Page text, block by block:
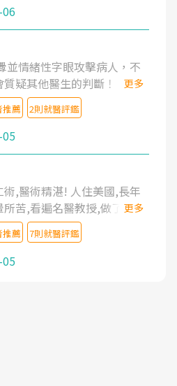
並情緒性字眼攻擊病人，不
疑其他醫生的判斷！
更多
推薦 2則就醫評鑑
,醫術精湛! 人住美國,長年
苦,看遍名醫教授,做了各種
中醫針灸及物理徒手治療都
止痛藥都效果有限,只是壓
年失眠嚴重影響生活品質.
育才主任是頸頭症候群專
更多
推薦 7則就醫評鑑